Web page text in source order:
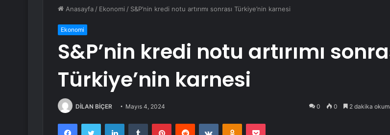
Anasayfa / Ekonomi / S&P’nin kredi notu artırımı sonrası Türkiye’nin karnesi
Ekonomi
S&P’nin kredi notu artırımı
Türkiye’nin karnesi
DİLAN BİÇER Mayıs 4, 2024 0 0 2 dakika
FacebookTwitter LinkedInTumblr PinterestReddit VKontakteOdnoklassniki
Pocket